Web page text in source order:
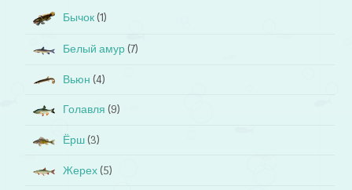
Бычок (1)
Белый амур (7)
Вьюн (4)
Голавля (9)
Ёрш (3)
Жерех (5)